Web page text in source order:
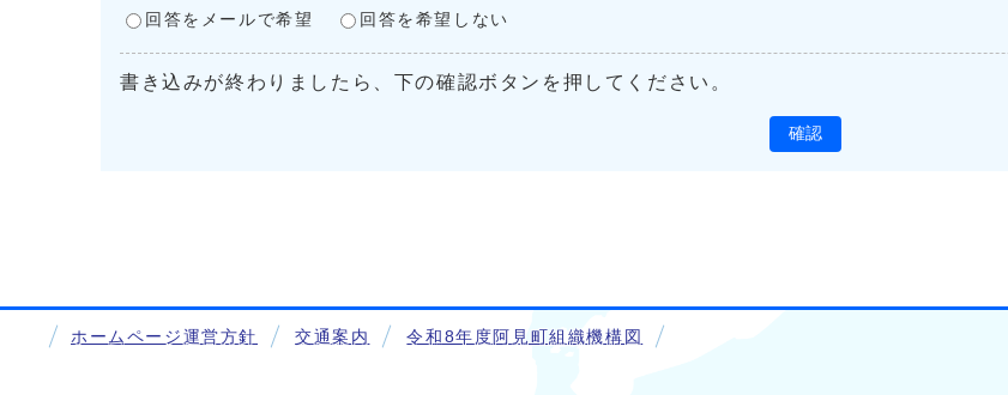
回答をメールで希望 回答を希望しない
書き込みが終わりましたら、下の確認ボタンを押してください。
確認
ホームページ運営方針 交通案内 令和8年度阿見町組織機構図